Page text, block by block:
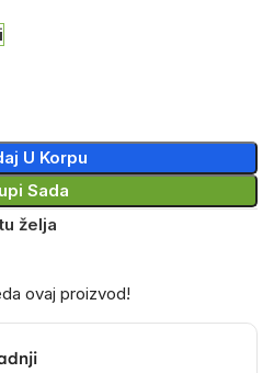
U Korpu
Sada
želja
ovaj proizvod!